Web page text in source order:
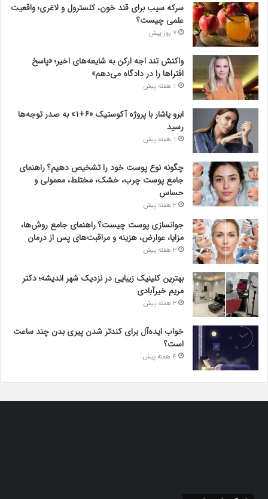
سرکه سیب برای قند خون، کلسترول و لاغری؛ واقعیت
علمی چیست؟
7 روز پیش
واکنش تند اجه ارکن به شایعه‌های اخیر؛ «پاسخ
افتراها را در دادگاه می‌دهم»
1 هفته پیش
ابرو یاشار با پروژه آکوستیک «۶+۱» به صدر توجه‌ها
رسید
1 هفته پیش
چگونه نوع پوست خود را تشخیص دهیم؟ راهنمای
جامع پوست چرب، خشک، مختلط، معمولی و
حساس
3 هفته پیش
جوانسازی پوست چیست؟ راهنمای جامع روش‌ها،
مزایا، عوارض، هزینه و مراقبت‌های پس از درمان
3 هفته پیش
بهترین کلینیک زیبایی در نزدیک شهر اندیشه؛ دکتر
مریم خیرآبادی
3 هفته پیش
خواب ایده‌آل برای کندتر شدن پیری بدن چند ساعت
است؟
4 هفته پیش